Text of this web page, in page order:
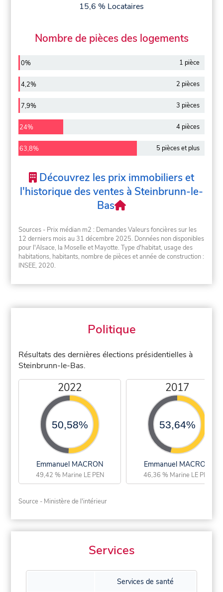
15,6 % Locataires
Nombre de pièces des logements
0% 1 pièce
4,2% 2 pièces
7,9% 3 pièces
24% 4 pièces
63,8% 5 pièces et plus
Découvrez les prix immobiliers et
l'historique des ventes à Steinbrunn-le-
Bas
Sources - Prix médian m2 : Demandes Valeurs foncières sur les
12 derniers mois au 31 décembre 2025. Données non disponibles
pour l'Alsace, la Moselle et Mayotte. Type d'habitat, usage des
habitations, habitants, nombre de pièces et année de construction :
INSEE, 2020.
Politique
Résultats des dernières élections présidentielles à
Steinbrunn-le-Bas.
2022
50,58%
Emmanuel MACRON
49,42 % Marine LE PEN
2017
53,64%
Emmanuel MACRON
46,36 % Marine LE PEN
Source - Ministère de l'intérieur
Services
Services de santé